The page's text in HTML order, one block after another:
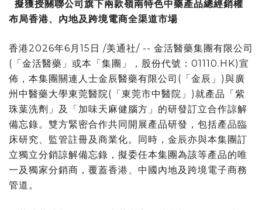
擬獲授關聯公司旗下兩款嶺南特色中藥產品總經銷權
布局香港、內地及跨境電商全渠道市場
香港2026年6月15日 /美通社/ -- 金活醫藥集團有限公司
(「金活醫藥」或本「集團」，股份代號： 01110.HK)宣
佈，本集團關連人士金辰醫藥有限公司(「金辰」)與廣
州中醫藥大學東莞醫院(「東莞市中醫院」)就產品「紫
珠葉洗劑」及「加味天麻健腦方」的研發訂立合作諒解
備忘錄。雙方緊密合作共同開展產品研發，包括產品臨
床研究、監管註冊及商業化。同時，金辰亦與本集團訂
立獨立分銷諒解備忘錄，擬委任本集團為該等產品的唯
一及獨家分銷商，覆蓋香港、中國內地及跨境電子商務
管道。